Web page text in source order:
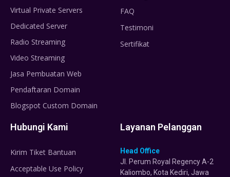
Virtual Private Servers
Dedicated Server
Radio Streaming
Video Streaming
Jasa Pembuatan Web
Pendaftaran Domain
Blogspot Custom Domain
FAQ
Testimoni
Sertifikat
Hubungi Kami
Kirim Tiket Bantuan
Acceptable Use Policy
Layanan Pelanggan
Head Office
Jl. Perum Royal Regency A-2
Kaliombo, Kota Kediri, Jawa